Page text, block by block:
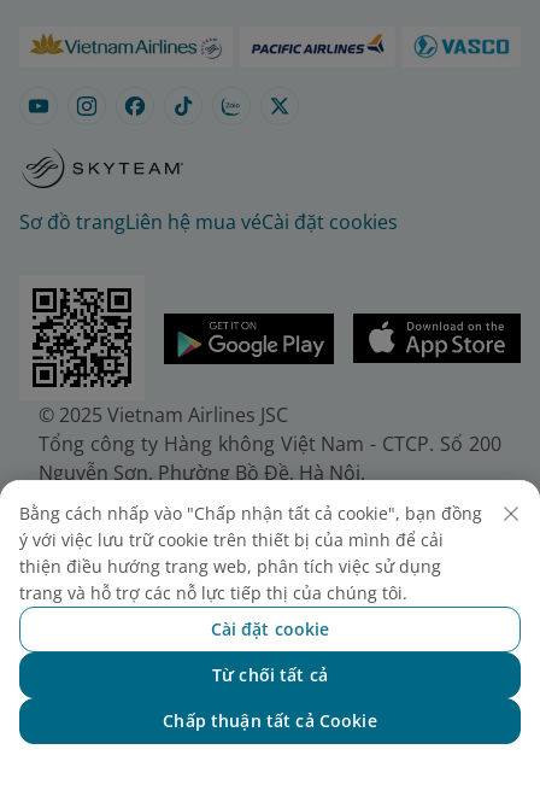
Sơ đồ trangLiên hệ mua véCài đặt cookies
© 2025 Vietnam Airlines JSC
Tổng công ty Hàng không Việt Nam - CTCP. Số 200
Nguyễn Sơn, Phường Bồ Đề, Hà Nội.
Điện thoại: (+84-24) 38272289. Fax: (+84-24)
38722375
Giấy chứng nhận đăng ký doanh nghiệp, mã số
doanh nghiệp 0100107518, đăng ký lần đầu ngày
30/6/2010, đăng ký thay đổi lần thứ 10 ngày
24/7/2025, cấp bởi Sở Tài chính Thành phố Hà Nội.
Bằng cách nhấp vào "Chấp nhận tất cả cookie", bạn đồng
ý với việc lưu trữ cookie trên thiết bị của mình để cải
thiện điều hướng trang web, phân tích việc sử dụng
trang và hỗ trợ các nỗ lực tiếp thị của chúng tôi.
Cài đặt cookie
Từ chối tất cả
Chấp thuận tất cả Cookie